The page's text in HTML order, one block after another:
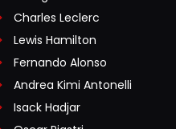
vertraagde, zullen ze ook
altijd was... en ik denk dat
Charles Leclerc
Lewis Hamilton
Fernando Alonso
Andrea Kimi Antonelli
Isack Hadjar